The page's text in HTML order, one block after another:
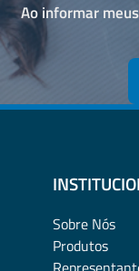
Ao informar
Sobre Nós
Produtos